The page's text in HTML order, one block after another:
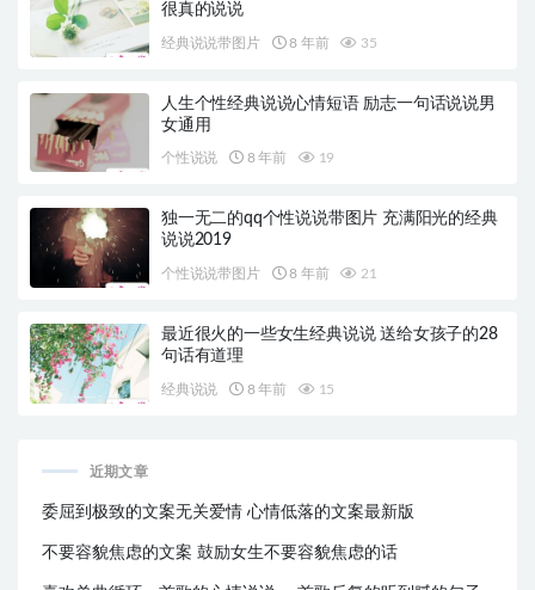
很真的说说
经典说说带图片 8 年前 35
人生个性经典说说心情短语 励志一句话说说男
女通用
个性说说 8 年前 19
独一无二的qq个性说说带图片 充满阳光的经典
说说2019
个性说说带图片 8 年前 21
最近很火的一些女生经典说说 送给女孩子的28
句话有道理
经典说说 8 年前 15
近期文章
委屈到极致的文案无关爱情 心情低落的文案最新版
不要容貌焦虑的文案 鼓励女生不要容貌焦虑的话